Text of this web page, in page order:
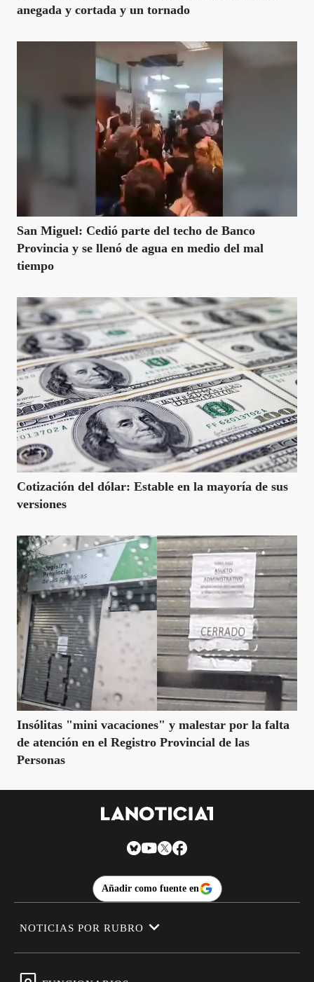
anegada y cortada y un tornado
San Miguel: Cedió parte del techo de Banco
Provincia y se llenó de agua en medio del mal
tiempo
Cotización del dólar: Estable en la mayoría de sus
versiones
Insólitas "mini vacaciones" y malestar por la falta
de atención en el Registro Provincial de las
Personas
Añadir como fuente en
NOTICIAS POR RUBRO